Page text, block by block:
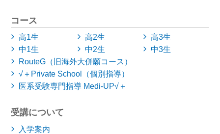
コース
高1生 高2生
高3生
中1生
中2生
中3生
RouteG（旧海外大併願コース）
√＋Private School（個別指導）
医系受験専門指導 Medi-UP√＋
受講について
入学案内